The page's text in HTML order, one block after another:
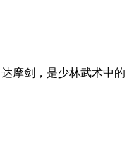
摩剑，是少林武术中的